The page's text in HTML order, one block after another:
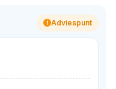
! Adviespunt